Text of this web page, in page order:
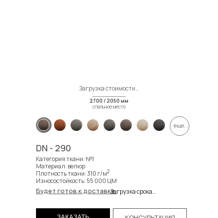
еще...
Загрузка срока…
Категория ткани: №1
Материал: велюр
Плотность ткани: 310 г/м2
Износостойкость: 55 000 ЦМ
DN - 290
Будет готов к доставке:
Загрузка стоимости…
спальное место
2700 / 2050 мм